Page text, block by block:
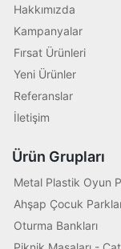
Hakkımızda
Kampanyalar
Fırsat Ürünleri
Yeni Ürünler
Referanslar
İletişim
Ürün Grupları
Metal Plastik Oyun
Ahşap Çocuk
Oturma Bankları